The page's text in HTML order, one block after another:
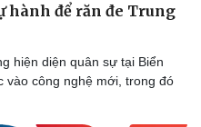
Công nghệ
hành để răn đe Trung
hiện diện quân sự tại Biển
vào công nghệ mới, trong đó